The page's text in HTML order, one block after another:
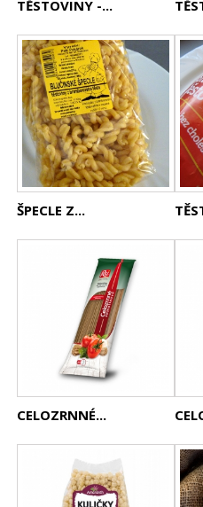
TĚSTOVINY -...
ŠPECLE Z...
CELOZRNNÉ...